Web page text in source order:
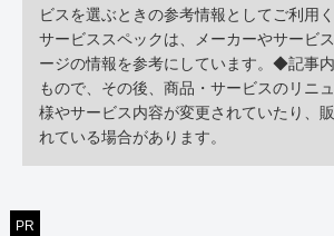
ビスを選ぶときの参考情報としてご利用
サービススペックは、メーカーやサービ
ージの情報を参考にしています。◆記事
もので、その後、商品・サービスのリニ
様やサービス内容が変更されていたり、
れている場合があります。
PR